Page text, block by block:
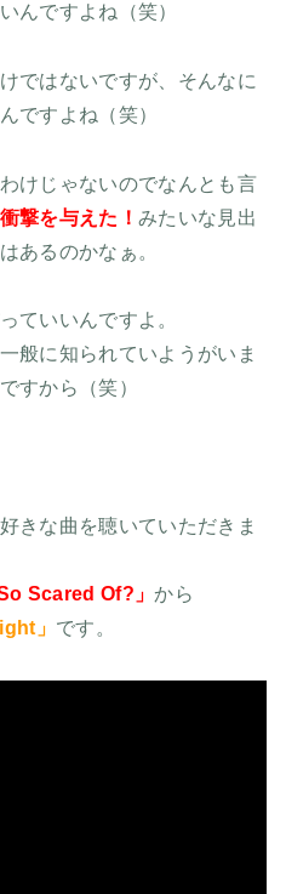
んですよね（笑）
ではないですが、そんなに
ですよね（笑）
けじゃないのでなんとも言
撃を与えた！みたいな見出
あるのかなぁ。
ていいんですよ。
般に知られていようがいま
すから（笑）
きな曲を聴いていただきま
Scared Of?」から
」 です。